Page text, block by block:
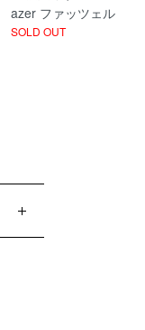
azer ファッツェル
SOLD OUT